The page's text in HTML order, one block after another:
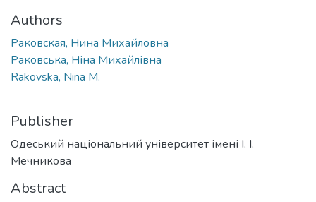
Authors
Раковская, Нина Михайловна
Раковська, Ніна Михайлівна
Rakovska, Nina M.
Publisher
Одеський національний університет імені І. І.
Мечникова
Abstract